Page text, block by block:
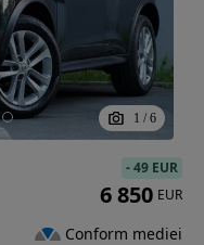
1 / 6
-49 EUR
6 850 EUR
Conform mediei